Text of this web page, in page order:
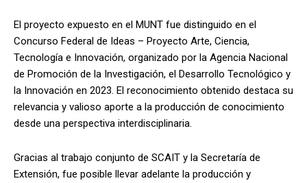
El proyecto expuesto en el MUNT fue distinguido en el
Concurso Federal de Ideas – Proyecto Arte, Ciencia,
Tecnología e Innovación, organizado por la Agencia Nacional
de Promoción de la Investigación, el Desarrollo Tecnológico y
la Innovación en 2023. El reconocimiento obtenido destaca su
relevancia y valioso aporte a la producción de conocimiento
desde una perspectiva interdisciplinaria.
Gracias al trabajo conjunto de SCAIT y la Secretaría de
Extensión, fue posible llevar adelante la producción y